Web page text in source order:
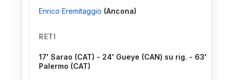
Enrico Eremitaggio (Ancona)
RETI
17' Sarao (CAT) - 24' Gueye (CAN) su rig. - 63'
Palermo (CAT)